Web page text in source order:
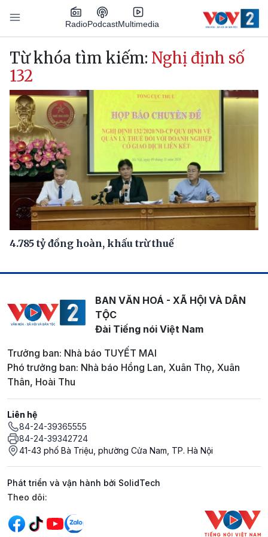
Nhảy đến nội dung
RadioPodcastMultimedia
Main navigation
Từ khóa tìm kiếm: Nghị định số
132
4.785 tỷ đồng hoàn, khấu trừ thuế
BAN VĂN HOÁ - XÃ HỘI VÀ DÂN
TỘC
Đài Tiếng nói Việt Nam
Trưởng ban: Nhà báo TUYẾT MAI
Phó trưởng ban: Nhà báo Hồng Lan, Xuân Thọ, Xuân
Thân, Hoài Thu
Liên hệ
84-24-39365555
84-24-39342724
41-43 phố Bà Triệu, phường Cửa Nam, TP. Hà Nội
Phát triển và vận hành bởi SolidTech
Mạng xã hội
Theo dõi: